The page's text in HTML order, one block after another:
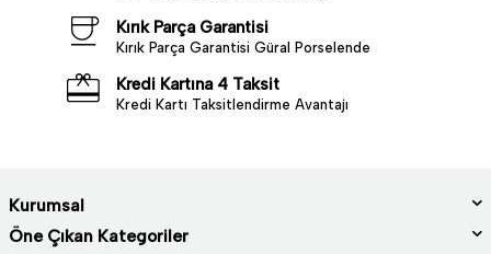
Kırık Parça Garantisi
Kırık Parça Garantisi Güral Porselende
Kredi Kartına 4 Taksit
Kredi Kartı Taksitlendirme Avantajı
Kurumsal
Öne Çıkan Kategoriler